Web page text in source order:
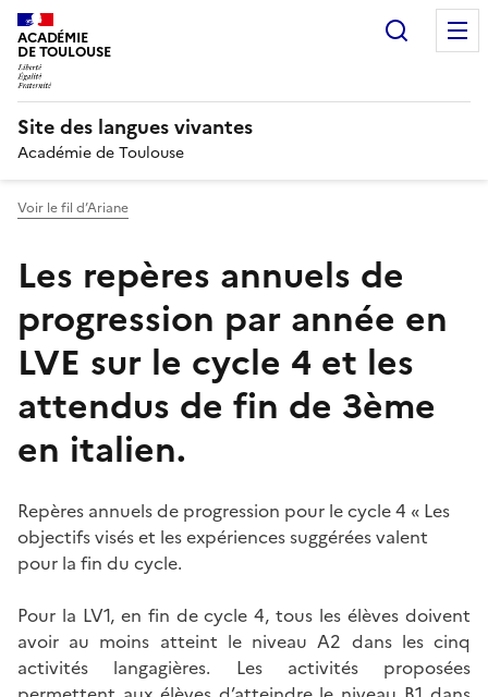
ACADÉMIE
DE TOULOUSE
Site des langues vivantes
Académie de Toulouse
Voir le fil d’Ariane
Les repères annuels de
progression par année en
LVE sur le cycle 4 et les
attendus de fin de 3ème
en italien.
Repères annuels de progression pour le cycle 4 « Les
objectifs visés et les expériences suggérées valent
pour la fin du cycle.
Pour la LV1, en fin de cycle 4, tous les élèves doivent
avoir au moins atteint le niveau A2 dans les cinq
activités langagières. Les activités proposées